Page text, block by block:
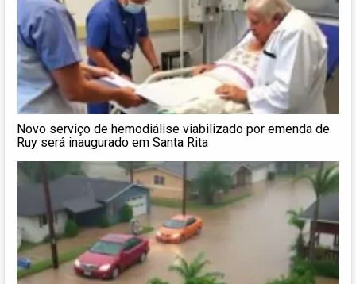
Novo serviço de hemodiálise viabilizado por emenda de
Ruy será inaugurado em Santa Rita